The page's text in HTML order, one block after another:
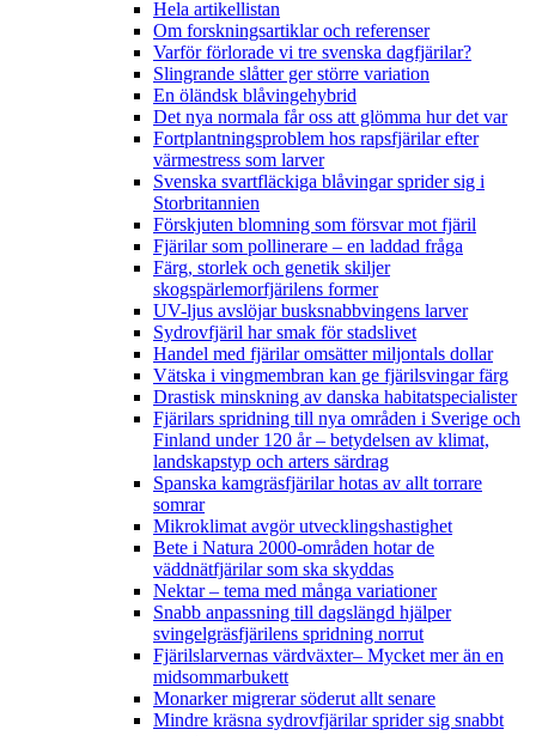
Hela artikellistan
Om forskningsartiklar och referenser
Varför förlorade vi tre svenska dagfjärilar?
Slingrande slåtter ger större variation
En öländsk blåvingehybrid
Det nya normala får oss att glömma hur det var
Fortplantningsproblem hos rapsfjärilar efter
värmestress som larver
Svenska svartfläckiga blåvingar sprider sig i
Storbritannien
Förskjuten blomning som försvar mot fjäril
Fjärilar som pollinerare – en laddad fråga
Färg, storlek och genetik skiljer
skogspärlemorfjärilens former
UV-ljus avslöjar busksnabbvingens larver
Sydrovfjäril har smak för stadslivet
Handel med fjärilar omsätter miljontals dollar
Vätska i vingmembran kan ge fjärilsvingar färg
Drastisk minskning av danska habitatspecialister
Fjärilars spridning till nya områden i Sverige och
Finland under 120 år– betydelsen av klimat,
landskapstyp och arters särdrag
Spanska kamgräsfjärilar hotas av allt torrare
somrar
Mikroklimat avgör utvecklingshastighet
Bete i Natura 2000-områden hotar de
väddnätfjärilar som ska skyddas
Nektar – tema med många variationer
Snabb anpassning till dagslängd hjälper
svingelgräsfjärilens spridning norrut
Fjärilslarvernas värdväxter– Mycket mer än en
midsommarbukett
Monarker migrerar söderut allt senare
Mindre kräsna sydrovfjärilar sprider sig snabbt